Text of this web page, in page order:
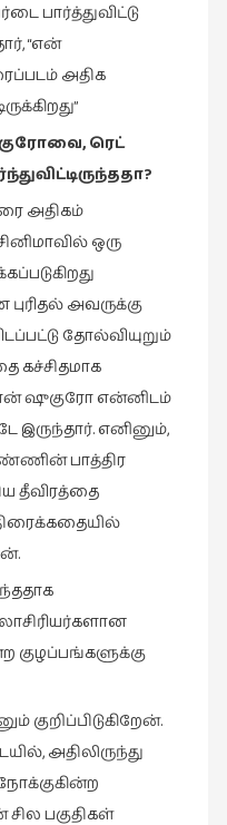
பார்த்துவிட்டு
“என்
அதிக
,ரெட்
?
அதிகம்
ஒரு
அவருக்கு
தோல்வியுறும்
கச்சிதமாக
ஷுகுரோ என்னிடம்
எனினும்,
பாத்திர
தீவிரத்தை
குறிப்பிடுகிறேன்.
அதிலிருந்து
பகுதிகள்